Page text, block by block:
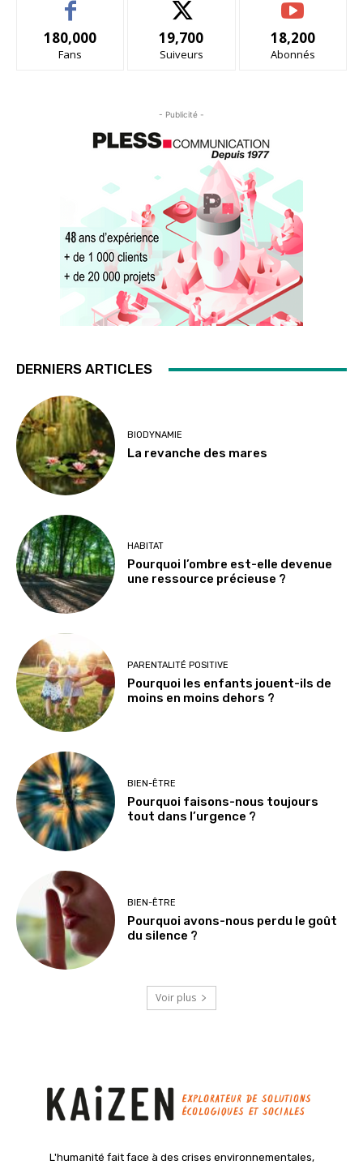
180,000
Fans
19,700
Suiveurs
18,200
Abonnés
- Publicité -
DERNIERS ARTICLES
BIODYNAMIE
La revanche des mares
HABITAT
Pourquoi l’ombre est-elle devenue
une ressource précieuse ?
PARENTALITÉ POSITIVE
Pourquoi les enfants jouent-ils de
moins en moins dehors ?
BIEN-ÊTRE
Pourquoi faisons-nous toujours
tout dans l’urgence ?
BIEN-ÊTRE
Pourquoi avons-nous perdu le goût
du silence ?
Voir plus
L'humanité fait face à des crises environnementales,